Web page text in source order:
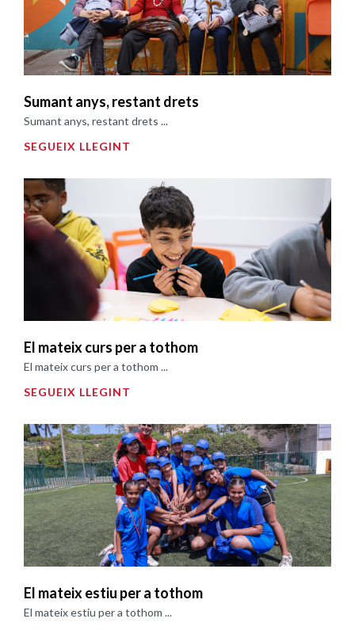
Sumant anys, restant drets
Sumant anys, restant drets ...
SEGUEIX LLEGINT
El mateix curs per a tothom
El mateix curs per a tothom ...
SEGUEIX LLEGINT
El mateix estiu per a tothom
El mateix estiu per a tothom ...